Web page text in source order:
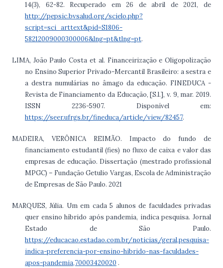
14(3), 62-82. Recuperado em 26 de abril de 2021, de
http://pepsic.bvsalud.org/scielo.php?
script=sci_arttext&pid=S1806-
58212009000300006&lng=pt&tlng=pt.
LIMA, João Paulo Costa et al. Financeirização e Oligopolização
no Ensino Superior Privado-Mercantil Brasileiro: a sestra e
a destra numulárias no âmago da educação. FINEDUCA -
Revista de Financiamento da Educação, [S.l.], v. 9, mar. 2019.
ISSN 2236-5907. Disponível em:
https://seer.ufrgs.br/fineduca/article/view/82457.
MADEIRA, VERÔNICA REIMÃO. Impacto do fundo de
financiamento estudantil (fies) no fluxo de caixa e valor das
empresas de educação. Dissertação (mestrado profissional
MPGC) – Fundação Getulio Vargas, Escola de Administração
de Empresas de São Paulo. 2021
MARQUES, Júlia. Um em cada 5 alunos de faculdades privadas
quer ensino híbrido após pandemia, indica pesquisa. Jornal
Estado de São Paulo.
https://educacao.estadao.com.br/noticias/geral,pesquisa-
indica-preferencia-por-ensino-hibrido-nas-faculdades-
apos-pandemia,70003420020 .